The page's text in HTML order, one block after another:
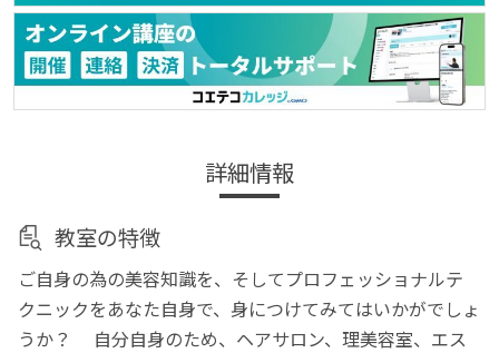
詳細情報
教室の特徴
ご自身の為の美容知識を、そしてプロフェッショナルテ
クニックをあなた自身で、身につけてみてはいかがでしょ
うか？ 自分自身のため、ヘアサロン、理美容室、エス